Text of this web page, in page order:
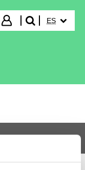
Iniciar sesión
buscar"
ES